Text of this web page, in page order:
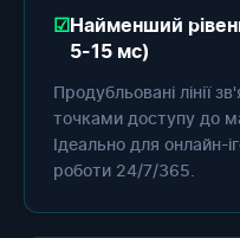
Найменший
5-15 мс)
Продубльовані лінії
точками доступу до
Ідеально для онлайн-
роботи 24/7/365.